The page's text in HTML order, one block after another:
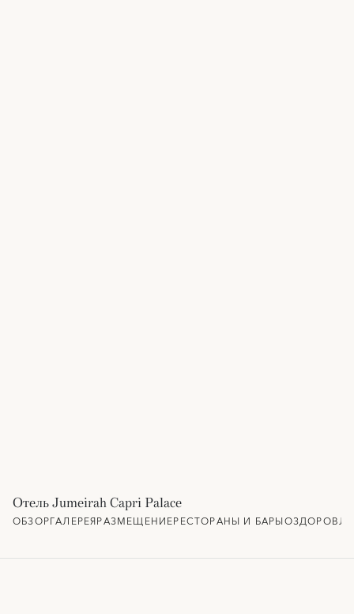
Отель Jumeirah Capri Palace
ОБЗОРГАЛЕРЕЯРАЗМЕЩЕНИЕРЕСТОРАНЫ И БАРЫ